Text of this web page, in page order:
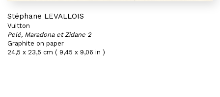
Stéphane LEVALLOIS
Vuitton
Pelé, Maradona et Zidane 2
Graphite on paper
24,5 x 23,5 cm ( 9,45 x 9,06 in )